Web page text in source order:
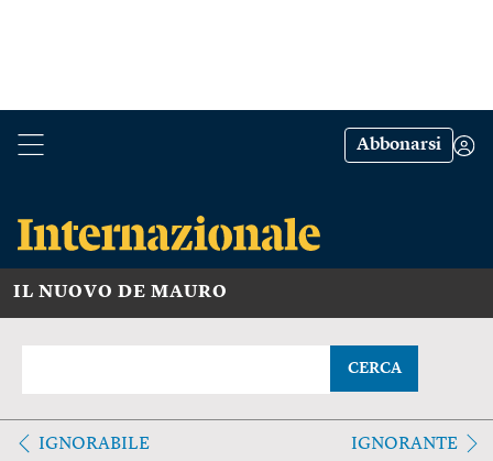
Abbonarsi
IL NUOVO DE MAURO
CERCA
IGNORABILE IGNORANTE